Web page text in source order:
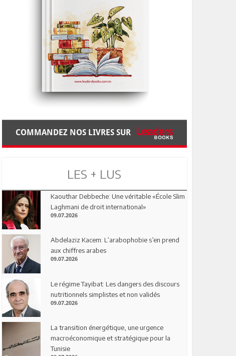
COMMANDEZ NOS LIVRES SUR
LES + LUS
Kaouthar Debbeche: Une véritable «École Slim
Laghmani de droit international»
09.07.2026
Abdelaziz Kacem: L’arabophobie s’en prend
aux chiffres arabes
09.07.2026
Le régime Tayibat: Les dangers des discours
nutritionnels simplistes et non validés
09.07.2026
La transition énergétique, une urgence
macroéconomique et stratégique pour la
Tunisie